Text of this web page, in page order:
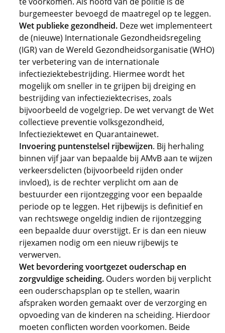
burgemeester bevoegd de maatregel op te leggen.
Wet publieke gezondheid. Deze wet implementeert
de (nieuwe) Internationale Gezondheidsregeling
(IGR) van de Wereld Gezondheidsorganisatie (WHO)
ter verbetering van de internationale
infectieziektebestrijding. Hiermee wordt het
mogelijk om sneller in te grijpen bij dreiging en
bestrijding van infectieziektecrises, zoals
bijvoorbeeld de vogelgriep. De wet vervangt de Wet
collectieve preventie volksgezondheid,
Infectieziektewet en Quarantainewet.
Invoering puntenstelsel rijbewijzen. Bij herhaling
binnen vijf jaar van bepaalde bij AMvB aan te wijzen
verkeersdelicten (bijvoorbeeld rijden onder
invloed), is de rechter verplicht om aan de
bestuurder een rijontzegging voor een bepaalde
periode op te leggen. Het rijbewijs is definitief en
van rechtswege ongeldig indien de rijontzegging
een bepaalde duur overstijgt. Er is dan een nieuw
rijexamen nodig om een nieuw rijbewijs te
verwerven.
Wet bevordering voortgezet ouderschap en
zorgvuldige scheiding. Ouders worden bij verplicht
een ouderschapsplan op te stellen, waarin
afspraken worden gemaakt over de verzorging en
opvoeding van de kinderen na scheiding. Hierdoor
moeten conflicten worden voorkomen. Beide